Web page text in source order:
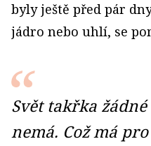
byly ještě před pár
jádro nebo uhlí, se
Svět takřka
nemá. Což má